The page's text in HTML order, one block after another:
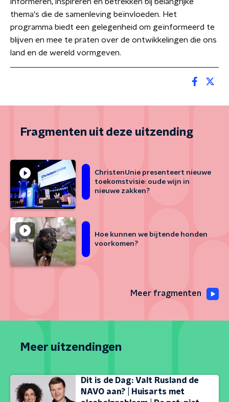
thema's die de samenleving beïnvloeden. Het
programma biedt een gelegenheid om geïnformeerd te
blijven en mee te praten over de ontwikkelingen die ons
land en de wereld vormgeven.
Fragmenten uit deze uitzending
ChristenUnie presenteert nieuwe
toekomstvisie: oude wijn in
nieuwe zakken?
Hoe kunnen we bijtende honden
voorkomen?
Meer fragmenten
Meer uitzendingen
Dit is de Dag: Valt Rusland de
NAVO aan? | Huisarts met